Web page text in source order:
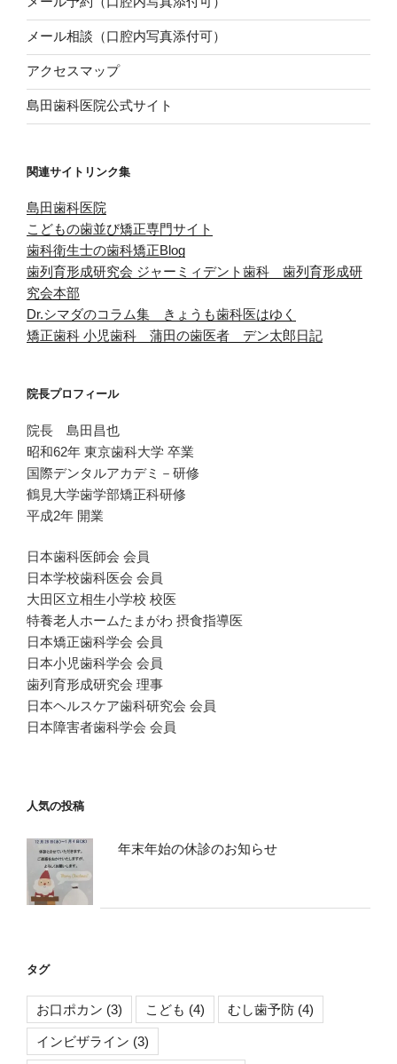
メール相談（口腔内写真添付可）
アクセスマップ
島田歯科医院公式サイト
関連サイトリンク集
島田歯科医院
こどもの歯並び矯正専門サイト
歯科衛生士の歯科矯正Blog
歯列育形成研究会 ジャーミィデント歯科 歯列育形成研
究会本部
Dr.シマダのコラム集 きょうも歯科医はゆく
矯正歯科 小児歯科 蒲田の歯医者 デン太郎日記
院長プロフィール
院長 島田昌也
昭和62年 東京歯科大学 卒業
国際デンタルアカデミ－研修
鶴見大学歯学部矯正科研修
平成2年 開業
日本歯科医師会 会員
日本学校歯科医会 会員
大田区立相生小学校 校医
特養老人ホームたまがわ 摂食指導医
日本矯正歯科学会 会員
日本小児歯科学会 会員
歯列育形成研究会 理事
日本ヘルスケア歯科研究会 会員
日本障害者歯科学会 会員
人気の投稿
年末年始の休診のお知らせ
タグ
お口ポカン (3) こども (4) むし歯予防 (4)
インビザライン (3)